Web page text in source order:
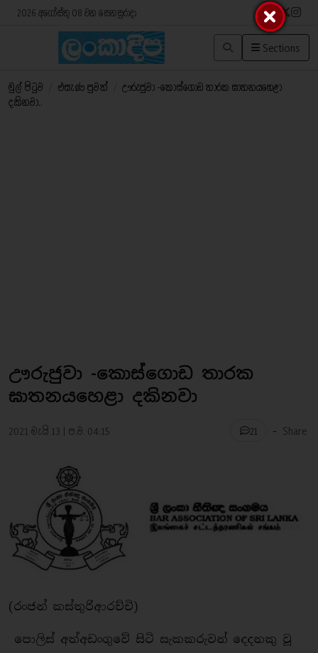
2026 අගෝස්තු 08 වන සෙනසුරාදා
Sections
මුල් පිටුව එසැණ පුවත්
ඌරුජුවා -කොස්ගොඩ තාරක ඝාතනයහෙළා
දකිනවා..
ඌරුජුවා -කොස්ගොඩ තාරක
ඝාතනයහෙළා දකිනවා
2021 මැයි 13 | ප.ව. 04:15 21 - Share
(රංජන් කස්තුරිආරච්චි)
පොලිස් අත්අඩංගුවේ සිටි සැකකරුවන් දෙදනකු වූ